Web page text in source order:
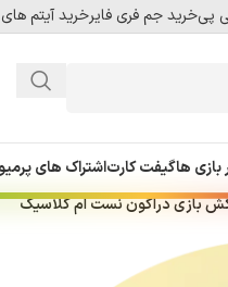
پیخرید جم فری فایرخرید آیتم
هاگیفت کارتاشتراک های